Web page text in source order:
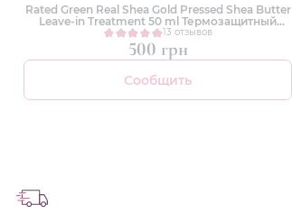
Rated Green Real Shea Gold Pressed Shea Butter
Leave-in Treatment 50 ml Термозащитный
восстанавливающий крем для волос с
маслом ши
13 отзывов
500 грн
Сообщить